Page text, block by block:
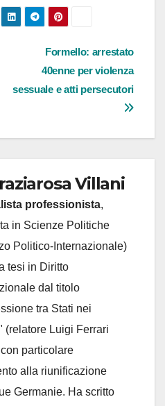
Formello: arrestato
40enne per violenza
sessuale e atti persecutori
Villani
professionista,
in Scienze Politiche
Politico-Internazionale)
tesi in Diritto
dal titolo
tra Stati nei
(relatore Luigi Ferrari
particolare
alla riunificazione
Germanie. Ha scritto